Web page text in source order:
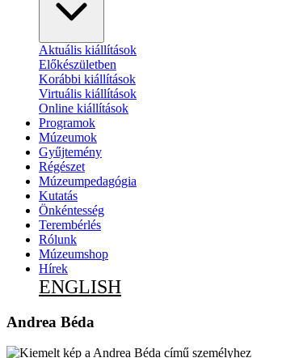
Aktuális kiállítások
Előkészületben
Korábbi kiállítások
Virtuális kiállítások
Online kiállítások
Programok
Múzeumok
Gyűjtemény
Régészet
Múzeumpedagógia
Kutatás
Önkéntesség
Terembérlés
Rólunk
Múzeumshop
Hírek
ENGLISH
Andrea Béda